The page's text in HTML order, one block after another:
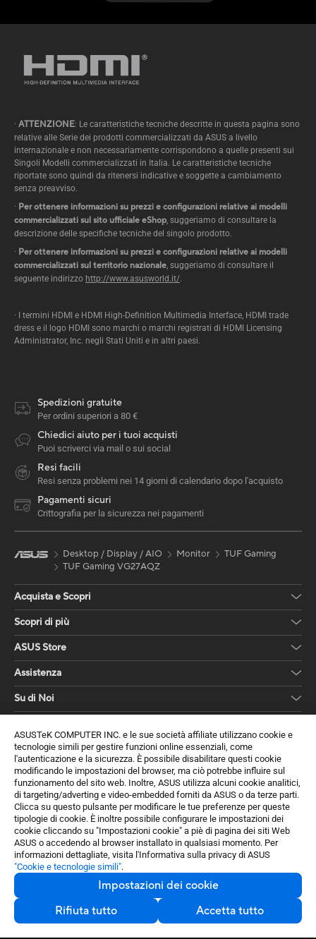
ASUSTeK COMPUTER INC. e le sue società affiliate utilizzano cookie e
tecnologie simili per gestire funzioni online essenziali, come
l'autenticazione e la sicurezza. È possibile disabilitare questi cookie
modificando le impostazioni del browser, ma ciò potrebbe influire sul
funzionamento del sito web. Inoltre, ASUS utilizza alcuni cookie analitici,
di targeting/adverting e video-embedded forniti da ASUS o da terze parti.
Clicca su questo pulsante per modificare le tue preferenze per queste
tipologie di cookie. È inoltre possibile configurare le impostazioni dei
cookie cliccando su "Impostazioni cookie" a piè di pagina dei siti Web
ASUS o accedendo al browser installato in qualsiasi momento. Per
informazioni dettagliate, visita l'Informativa sulla privacy di ASUS
"Cookie e tecnologie simili".
Impostazioni dei cookie
Rifiuta tutto
Accetta tutto
· ATTENZIONE: Le caratteristiche tecniche descritte in questa pagina sono
relative alle Serie dei prodotti commercializzati da ASUS a livello
internazionale e non necessariamente corrispondono a quelle presenti sui
Singoli Modelli commercializzati in Italia. Le caratteristiche tecniche
riportate sono quindi da ritenersi indicative e soggette a cambiamento
senza preavviso.
· Per ottenere informazioni su prezzi e configurazioni relative ai modelli
commercializzati sul sito ufficiale eShop , suggeriamo di consultare la
descrizione delle specifiche tecniche del singolo prodotto.
· Per ottenere informazioni su prezzi e configurazioni relative ai modelli
commercializzati sul territorio nazionale , suggeriamo di consultare il
seguente indirizzo http://www.asusworld.it/.
· I termini HDMI e HDMI High-Definition Multimedia Interface, HDMI trade
dress e il logo HDMI sono marchi o marchi registrati di HDMI Licensing
Administrator, Inc. negli Stati Uniti e in altri paesi.
Spedizioni gratuite
Per ordini superiori a 80 €
Chiedici aiuto per i tuoi acquisti
Puoi scriverci via mail o sui social
Resi facili
Resi senza problemi nei 14 giorni di calendario dopo l'acquisto
Pagamenti sicuri
Crittografia per la sicurezza nei pagamenti
Desktop / Display / AIO Monitor
TUF Gaming
TUF Gaming VG27AQZ
Acquista e Scopri
Scopri di più
ASUS Store
Assistenza
Su di Noi
Ottieni le ultime offerte e altro ancora
Sign up
©ASUSTeK Computer Inc. Tutti i diritti riservati.